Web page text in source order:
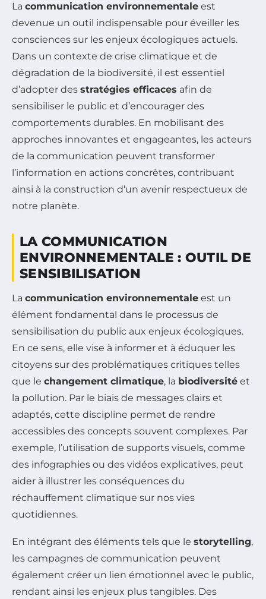
La communication environnementale est
devenue un outil indispensable pour éveiller les
consciences sur les enjeux écologiques actuels.
Dans un contexte de crise climatique et de
dégradation de la biodiversité, il est essentiel
d’adopter des stratégies efficaces afin de
sensibiliser le public et d’encourager des
comportements durables. En mobilisant des
approches innovantes et engageantes, les acteurs
de la communication peuvent transformer
l’information en actions concrètes, contribuant
ainsi à la construction d’un avenir respectueux de
notre planète.
LA COMMUNICATION
ENVIRONNEMENTALE : OUTIL DE
SENSIBILISATION
La communication environnementale est un
élément fondamental dans le processus de
sensibilisation du public aux enjeux écologiques.
En ce sens, elle vise à informer et à éduquer les
citoyens sur des problématiques critiques telles
que le changement climatique, la biodiversité et
la pollution. Par le biais de messages clairs et
adaptés, cette discipline permet de rendre
accessibles des concepts souvent complexes. Par
exemple, l’utilisation de supports visuels, comme
des infographies ou des vidéos explicatives, peut
aider à illustrer les conséquences du
réchauffement climatique sur nos vies
quotidiennes.
En intégrant des éléments tels que le storytelling,
les campagnes de communication peuvent
également créer un lien émotionnel avec le public,
rendant ainsi les enjeux plus tangibles. Des